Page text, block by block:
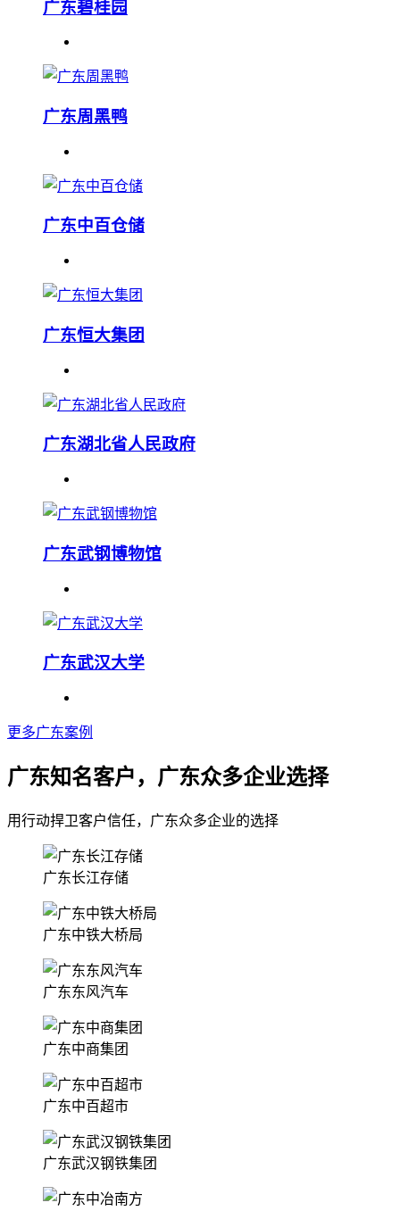
广东碧桂园
广东周黑鸭
广东中百仓储
广东恒大集团
广东湖北省人民政府
广东武钢博物馆
广东武汉大学
更多广东案例
广东知名客户，广东众多企业选择
用行动捍卫客户信任，广东众多企业的选择
广东长江存储
广东中铁大桥局
广东东风汽车
广东中商集团
广东中百超市
广东武汉钢铁集团